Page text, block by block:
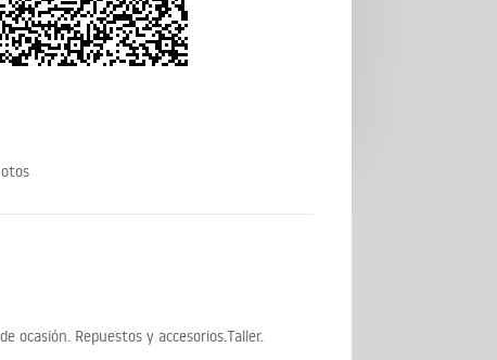
ocasión. Repuestos y accesorios.Taller.